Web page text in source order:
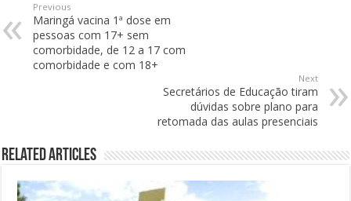
Previous
Maringá vacina 1ª dose em
pessoas com 17+ sem
comorbidade, de 12 a 17 com
comorbidade e com 18+
Next
Secretários de Educação tiram
dúvidas sobre plano para
retomada das aulas presenciais
Related Articles